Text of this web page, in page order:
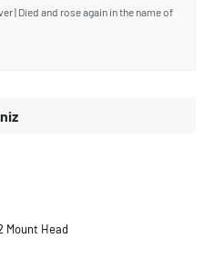
| Died and rose again in the name of
Mount Head